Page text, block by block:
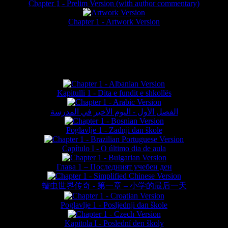
Chapter 1 - Prelim Version (with author commentary)
Chapter 1 - Artwork Version
Kapitulli 1 - Dita e fundit e shkollës
الفصل الأول - اليوم الأخير في المدرسة
Poglavlje 1 - Zadnji dan škole
Capítulo I - O último dia de aula
Глава 1 – Последният учебен ден
蠕虫世界传奇 - 第一章 – 小学的最后一天
Poglavlje 1 - Posljednji dan škole
Kapitola I - Poslední den školy
website © Daniel Lieske 2026 - Wormworld® is a registered